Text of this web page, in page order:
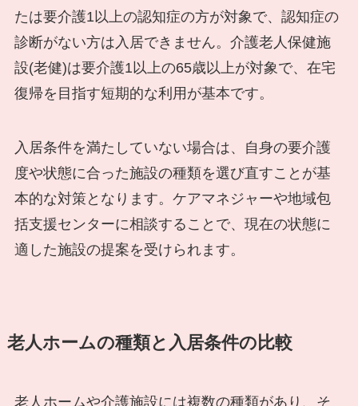
たは要介護1以上の認知症の方が対象で、認知症の
診断がない方は入居できません。介護老人保健施
設(老健)は要介護1以上の65歳以上が対象で、在宅
復帰を目指す短期的な利用が基本です。
入居条件を満たしていない場合は、自身の要介護
度や状態に合った施設の種類を選び直すことが基
本的な対策となります。ケアマネジャーや地域包
括支援センターに相談することで、現在の状態に
適した施設の提案を受けられます。
老人ホームの種類と入居条件の比較
老人ホームや介護施設には複数の種類があり、そ